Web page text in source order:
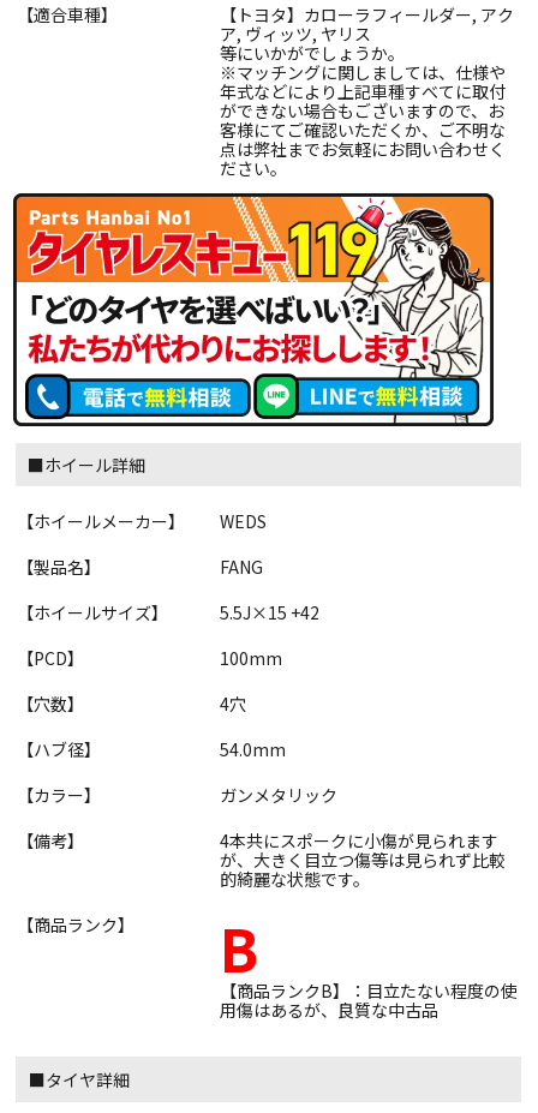
【適合車種】
【トヨタ】カローラフィールダー, アク
ア, ヴィッツ, ヤリス
等にいかがでしょうか。
※マッチングに関しましては、仕様や
年式などにより上記車種すべてに取付
ができない場合もございますので、お
客様にてご確認いただくか、ご不明な
点は弊社までお気軽にお問い合わせく
ださい。
■ホイール詳細
【ホイールメーカー】
WEDS
【製品名】
FANG
【ホイールサイズ】
5.5J×15 +42
【PCD】
100mm
【穴数】
4穴
【ハブ径】
54.0mm
【カラー】
ガンメタリック
【備考】
4本共にスポークに小傷が見られます
が、大きく目立つ傷等は見られず比較
的綺麗な状態です。
【商品ランク】
B
【商品ランクB】：目立たない程度の使
用傷はあるが、良質な中古品
■タイヤ詳細